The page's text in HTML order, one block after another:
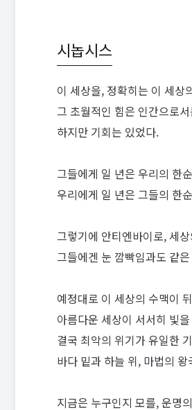
시놉시스
이 세상을, 정확히는 이 세상
그 초월적인 힘은 인간으로
하지만 기회는 있었다.
그들에게 일 년은 우리의 한
우리에게 일 년은 그들의 한
그렇기에 안티엔바이로, 세
그들에겐 눈 깜빡임과도 같
예정대로 이 세상의 수맥이
아름다운 세상이 서서히 빛
결국 최악의 위기가 유일한
바다 밑과 하늘 위, 마법의
지금은 누구인지 모를, 운명